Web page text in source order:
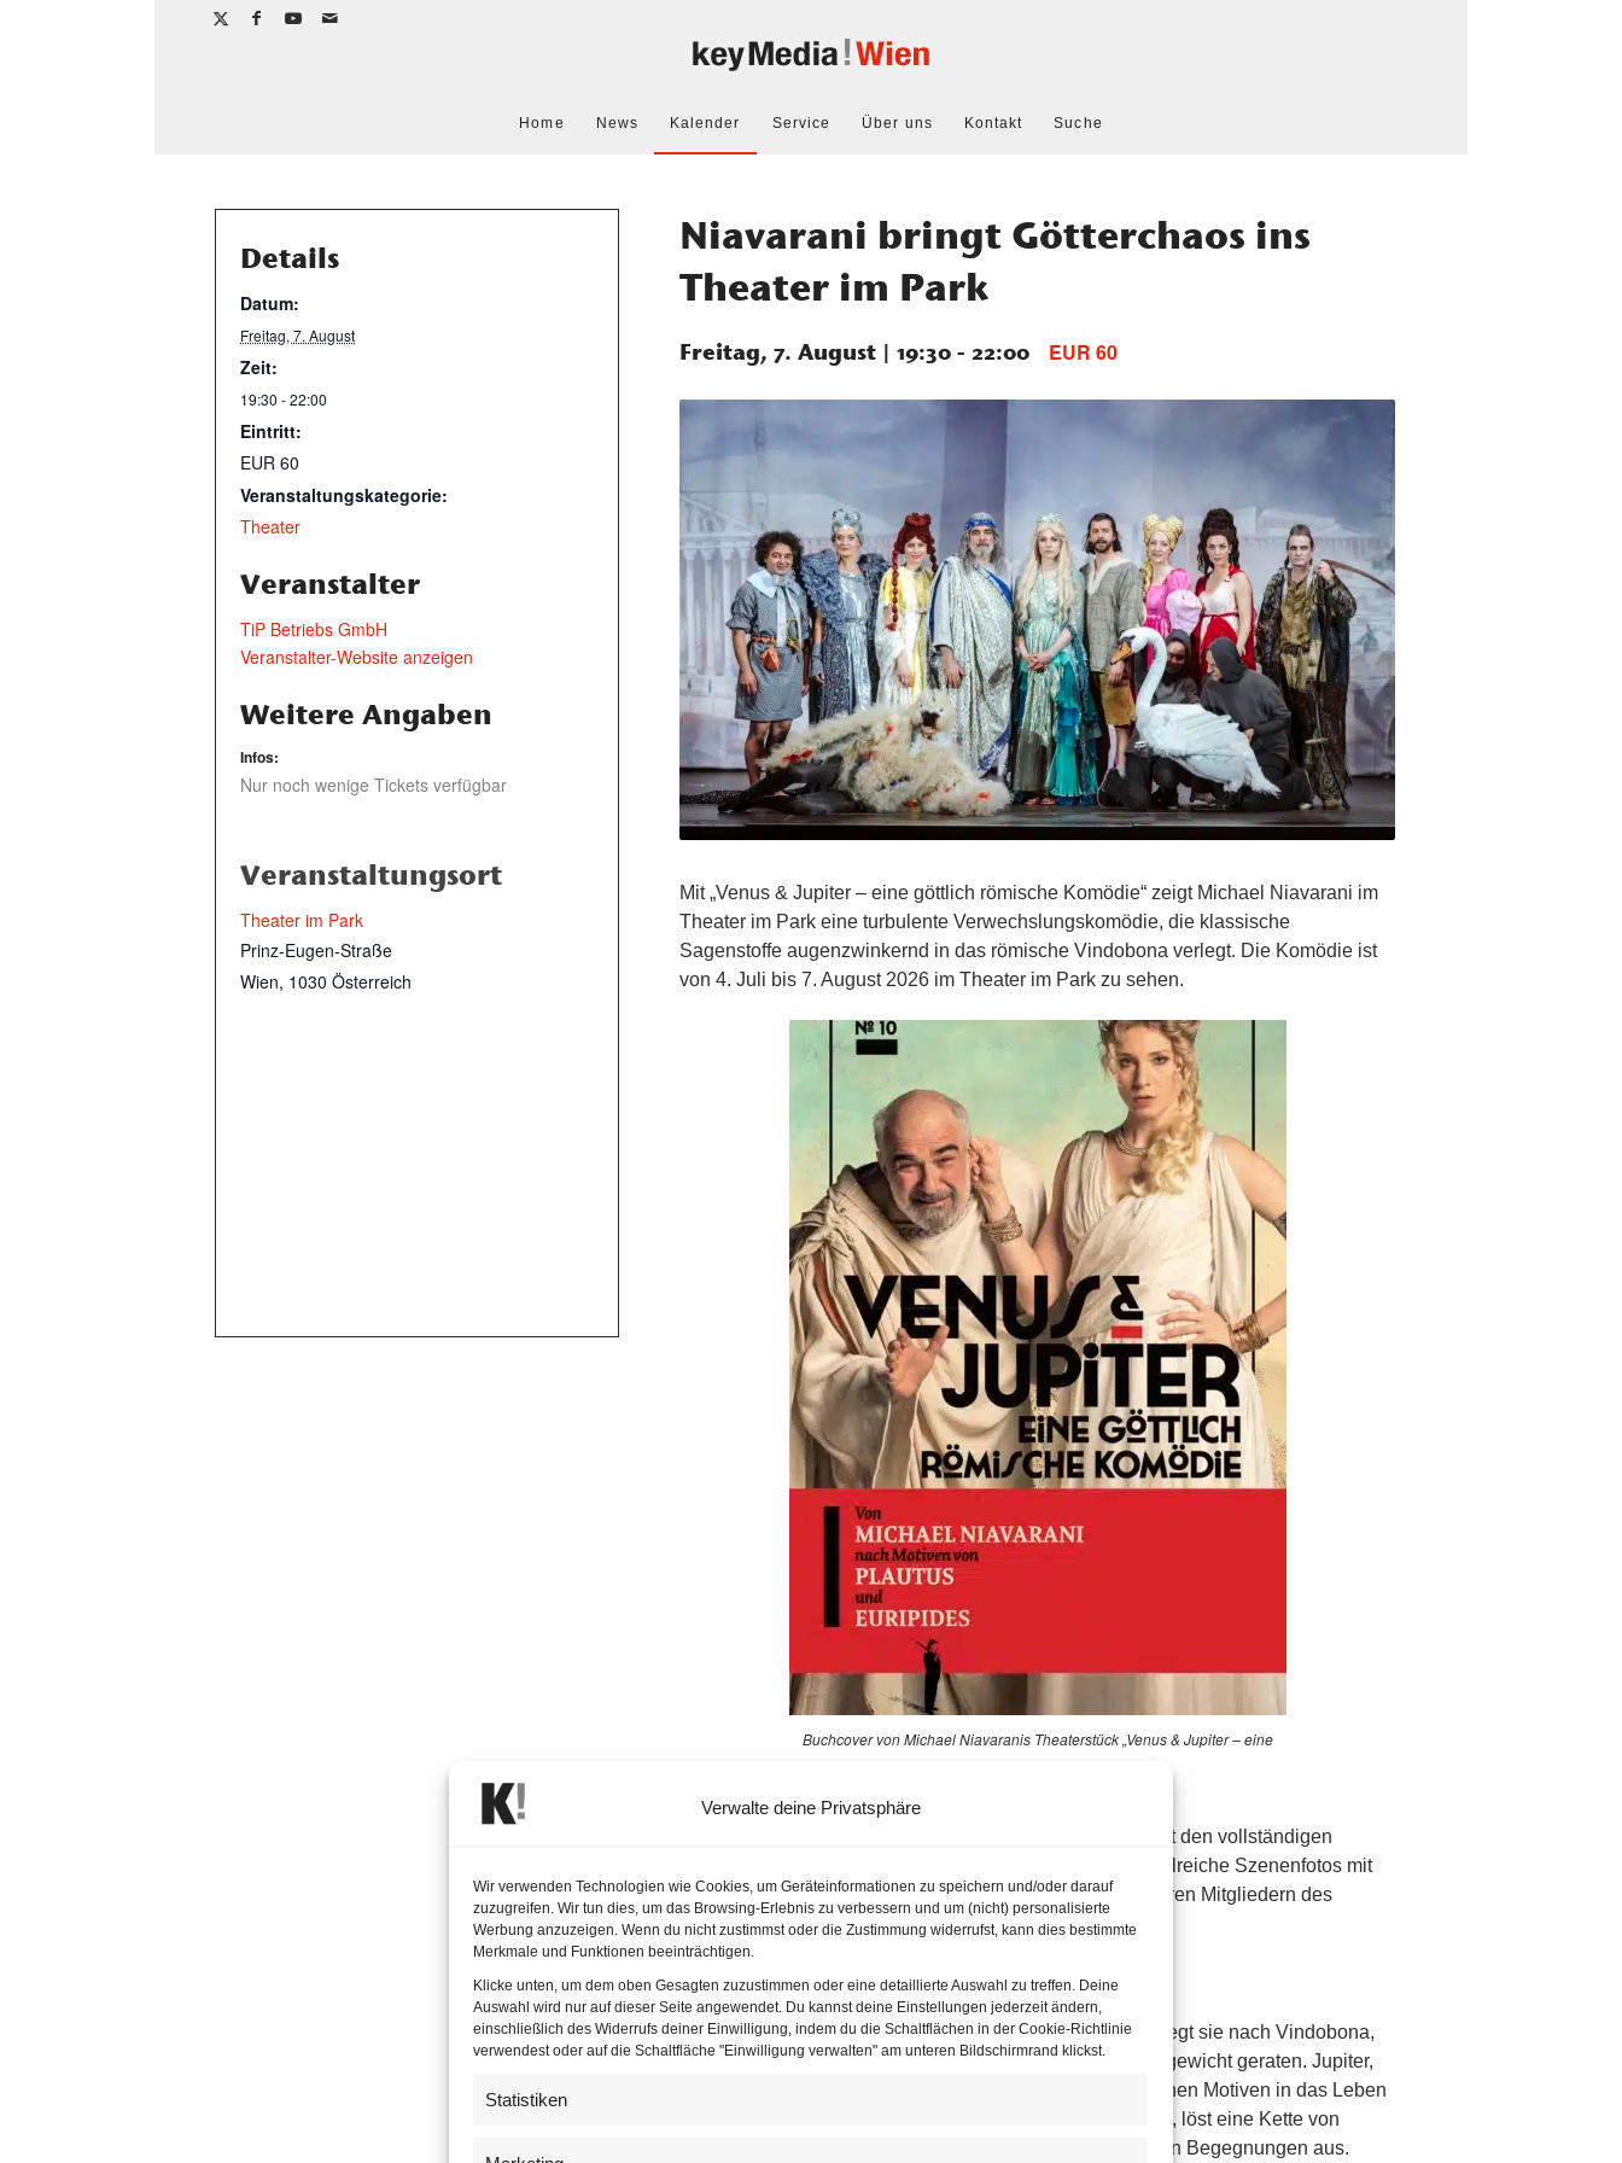
Verwalte deine Privatsphäre
Wir verwenden Technologien wie Cookies, um Geräteinformationen zu speichern und/oder darauf
zuzugreifen. Wir tun dies, um das Browsing-Erlebnis zu verbessern und um (nicht) personalisierte
Werbung anzuzeigen. Wenn du nicht zustimmst oder die Zustimmung widerrufst, kann dies bestimmte
Merkmale und Funktionen beeinträchtigen.
Klicke unten, um dem oben Gesagten zuzustimmen oder eine detaillierte Auswahl zu treffen. Deine
Auswahl wird nur auf dieser Seite angewendet. Du kannst deine Einstellungen jederzeit ändern,
einschließlich des Widerrufs deiner Einwilligung, indem du die Schaltflächen in der Cookie-Richtlinie
verwendest oder auf die Schaltfläche "Einwilligung verwalten" am unteren Bildschirmrand klickst.
Statistiken
Home News Kalender Service Über uns Kontakt Suche
Niavarani bringt Götterchaos ins
Theater im Park
Freitag, 7. August | 19:30 - 22:00 EUR 60
Mit „Venus & Jupiter – eine göttlich römische Komödie“ zeigt Michael Niavarani im
Theater im Park eine turbulente Verwechslungskomödie, die klassische
Sagenstoffe augenzwinkernd in das römische Vindobona verlegt. Die Komödie ist
von 4. Juli bis 7. August 2026 im Theater im Park zu sehen.
Buchcover von Michael Niavaranis Theaterstück „Venus & Jupiter – eine
Parallel zur Produktion ist ein Buch erschienen. Es enthält den vollständigen
Bühnentext, ein Vorwort von Michael Niavarani sowie zahlreiche Szenenfotos mit
Jennifer Frankl, Otto Jaus, Maddalena Hirschal und weiteren Mitgliedern des
Ensembles.
Um Gotteswillen – die Handlung
Der Stoff greift Motive der antiken Mythologie auf und verlegt sie nach Vindobona,
wo Götter und Menschen gleichermaßen aus dem Gleichgewicht geraten. Jupiter,
Venus, Juno und Apollo mischen sich aus ganz persönlichen Motiven in das Leben
der Sterblichen ein. Was als göttlicher Zeitvertreib beginnt, löst eine Kette von
Verwechslungen, falschen Identitäten und überraschenden Begegnungen aus.
Details
Datum:
Freitag, 7. August
Zeit:
19:30 - 22:00
Eintritt:
EUR 60
Veranstaltungskategorie:
Theater
Veranstalter
TiP Betriebs GmbH
Veranstalter-Website anzeigen
Weitere Angaben
Infos:
Nur noch wenige Tickets verfügbar
Veranstaltungsort
Theater im Park
Prinz-Eugen-Straße
Wien, 1030 Österreich